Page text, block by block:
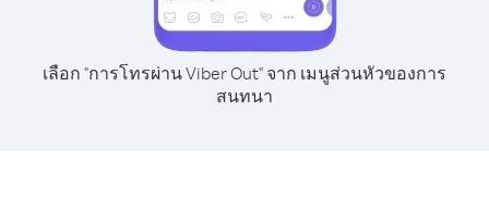
เลือก "การโทรผ่าน Viber Out" จาก เมนูส่วนหัวของการ
สนทนา